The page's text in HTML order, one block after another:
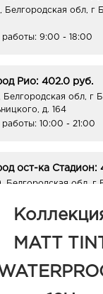
Белгородская обл, г
работы: 9:00 - 18:00
Рио: 402.0 руб.
Белгородская обл, г
д. 164
работы: 10:00 - 21:00
ост-ка Стадион:
Белгородская обл, г
работы:9:00 - 20:00
Белгородская обл, г
MATT TINT